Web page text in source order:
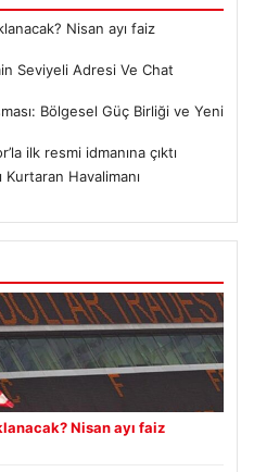
Nisan ayı faiz
Seviyeli Adresi Ve Chat
Bölgesel Güç Birliği ve Yeni
ilk resmi idmanına çıktı
Kurtaran Havalimanı
Nisan ayı faiz